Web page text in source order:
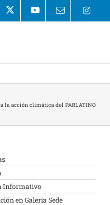
la acción climática del PARLATINO
Informativo
en Galeria Sede